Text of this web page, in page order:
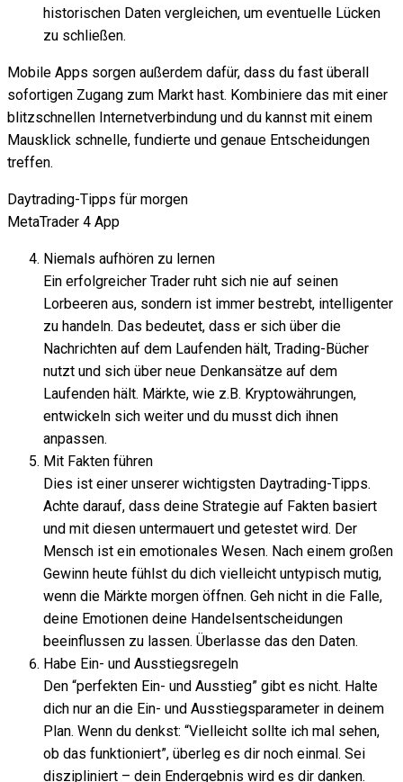
historischen Daten vergleichen, um eventuelle Lücken
zu schließen.
Mobile Apps sorgen außerdem dafür, dass du fast überall
sofortigen Zugang zum Markt hast. Kombiniere das mit einer
blitzschnellen Internetverbindung und du kannst mit einem
Mausklick schnelle, fundierte und genaue Entscheidungen
treffen.
Daytrading-Tipps für morgen
MetaTrader 4 App
Niemals aufhören zu lernen
Ein erfolgreicher Trader ruht sich nie auf seinen
Lorbeeren aus, sondern ist immer bestrebt, intelligenter
zu handeln. Das bedeutet, dass er sich über die
Nachrichten auf dem Laufenden hält, Trading-Bücher
nutzt und sich über neue Denkansätze auf dem
Laufenden hält. Märkte, wie z.B. Kryptowährungen,
entwickeln sich weiter und du musst dich ihnen
anpassen.
Mit Fakten führen
Dies ist einer unserer wichtigsten Daytrading-Tipps.
Achte darauf, dass deine Strategie auf Fakten basiert
und mit diesen untermauert und getestet wird. Der
Mensch ist ein emotionales Wesen. Nach einem großen
Gewinn heute fühlst du dich vielleicht untypisch mutig,
wenn die Märkte morgen öffnen. Geh nicht in die Falle,
deine Emotionen deine Handelsentscheidungen
beeinflussen zu lassen. Überlasse das den Daten.
Habe Ein- und Ausstiegsregeln
Den “perfekten Ein- und Ausstieg” gibt es nicht. Halte
dich nur an die Ein- und Ausstiegsparameter in deinem
Plan. Wenn du denkst: “Vielleicht sollte ich mal sehen,
ob das funktioniert”, überleg es dir noch einmal. Sei
diszipliniert – dein Endergebnis wird es dir danken.